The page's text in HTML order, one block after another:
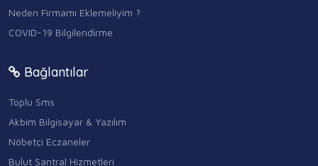
Neden Firmamı Eklemeliyim ?
COVID-19 Bilgilendirme
Bağlantılar
Toplu Sms
Akbim Bilgisayar & Yazılım
Nöbetçi Eczaneler
Bulut Santral Hizmetleri